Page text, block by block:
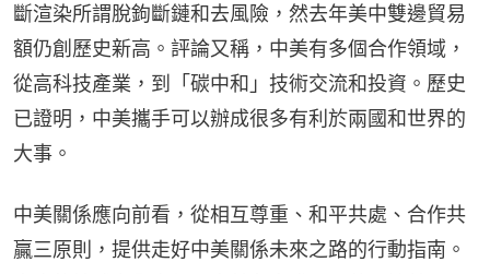
斷渲染所謂脫鉤斷鏈和去風險，然去年美中雙邊貿易
額仍創歷史新高。評論又稱，中美有多個合作領域，
從高科技產業，到「碳中和」技術交流和投資。歷史
已證明，中美攜手可以辦成很多有利於兩國和世界的
大事。
中美關係應向前看，從相互尊重、和平共處、合作共
贏三原則，提供走好中美關係未來之路的行動指南。